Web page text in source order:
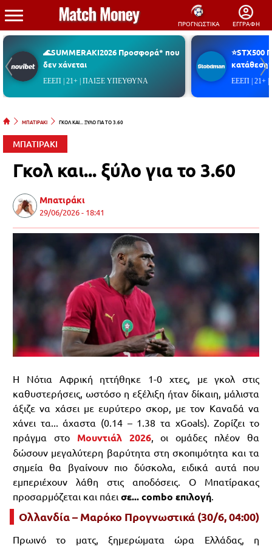
ΠΡΟΓΝΩΣΤΙΚΑ ΕΓΓΡΑΦΗ
🌊SUMMERAKI2026 Προσφορά* που
δεν χάνεται
ΕΕΕΠ | 21+ | ΠΑΙΞΕ ΥΠΕΥΘΥΝΑ
⭐STX500
ΕΕΕΠ | 21+
ΜΠΑΤΙΡΑΚΙ ΓΚΟΛ ΚΑΙ... ΞΥΛΟ ΓΙΑ ΤΟ 3.60
ΜΠΑΤΙΡΑΚΙ
Γκολ και... ξύλο για το 3.60
Μπατιράκι
29/06/2026 - 18:41
Η Νότια Αφρική ηττήθηκε 1-0 χτες, με γκολ στις
καθυστερήσεις, ωστόσο η εξέλιξη ήταν δίκαιη, μάλιστα
άξιζε να χάσει με ευρύτερο σκορ, με τον Καναδά να
χάνει τα... άχαστα (0.14 – 1.38 τα xGoals). Ζορίζει το
πράγμα στο Μουντιάλ 2026, οι ομάδες πλέον θα
δώσουν μεγαλύτερη βαρύτητα στη σκοπιμότητα και τα
σημεία θα βγαίνουν πιο δύσκολα, ειδικά αυτά που
εμπεριέχουν λάθη στις αποδόσεις. Ο Μπατίρακας
προσαρμόζεται και πάει σε... combo επιλογή.
Ολλανδία – Μαρόκο Προγνωστικά (30/6, 04:00)
Πρωινό το ματς, ξημερώματα ώρα Ελλάδας, η